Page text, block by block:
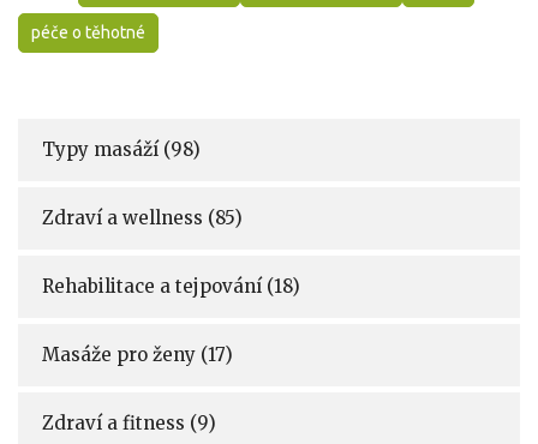
péče o těhotné
Typy masáží (98)
Zdraví a wellness (85)
Rehabilitace a tejpování (18)
Masáže pro ženy (17)
Zdraví a fitness (9)